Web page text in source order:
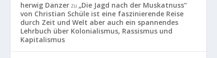
herwig Danzer zu „Die Jagd nach der Muskatnuss“
von Christian Schüle ist eine faszinierende Reise
durch Zeit und Welt aber auch ein spannendes
Lehrbuch über Kolonialismus, Rassismus und
Kapitalismus